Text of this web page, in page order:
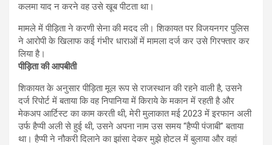
कलमा याद न करने वह उसे खूब पीटता था।
मामले में पीड़िता ने करणी सेना की मदद ली। शिकायत पर विजयनगर पुलिस
ने आरोपी के खिलाफ कई गंभीर धाराओं में मामला दर्ज कर उसे गिरफ्तार कर
लिया है।
पीड़िता की आपबीती
शिकायत के अनुसार पीड़िता मूल रूप से राजस्थान की रहने वाली है, उसने
दर्ज रिपोर्ट में बताया कि वह निपानिया में किराये के मकान में रहती है और
मेकअप आर्टिस्ट का काम करती थी, मेरी मुलाकात मई 2023 में इरफान अली
उर्फ हैप्पी अली से हुई थी, उसने अपना नाम उस समय “हैप्पी पंजाबी” बताया
था। हैप्पी ने नौकरी दिलाने का झांसा देकर मुझे होटल में बुलाया और वहां